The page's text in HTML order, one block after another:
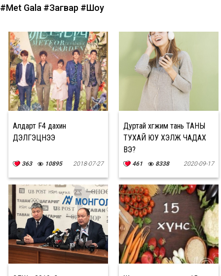
#Met Gala #Загвар #Шоу
Алдарт F4 дахин
ДЭЛГЭЦНЭЭ
363 10895 2018-07-27
Дуртай хөгжим тань ТАНЫ
ТУХАЙ ЮУ ХЭЛЖ ЧАДАХ
ВЭ?
461 8338 2020-09-17